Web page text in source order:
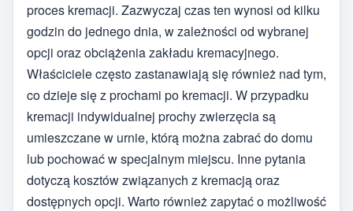
proces kremacji. Zazwyczaj czas ten wynosi od kilku
godzin do jednego dnia, w zależności od wybranej
opcji oraz obciążenia zakładu kremacyjnego.
Właściciele często zastanawiają się również nad tym,
co dzieje się z prochami po kremacji. W przypadku
kremacji indywidualnej prochy zwierzęcia są
umieszczane w urnie, którą można zabrać do domu
lub pochować w specjalnym miejscu. Inne pytania
dotyczą kosztów związanych z kremacją oraz
dostępnych opcji. Warto również zapytać o możliwość